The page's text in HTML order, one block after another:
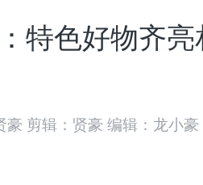
特色好物齐亮
龙港新闻客户端 拍摄：张杰 贤豪 剪辑：贤豪 编辑：龙小豪